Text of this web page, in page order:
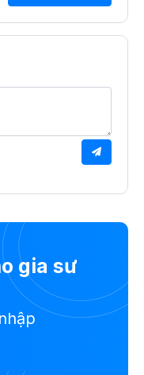
gia sư